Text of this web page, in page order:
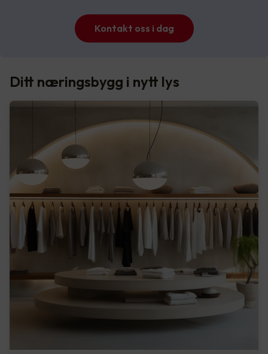
Kontakt oss i dag
Ditt næringsbygg i nytt lys